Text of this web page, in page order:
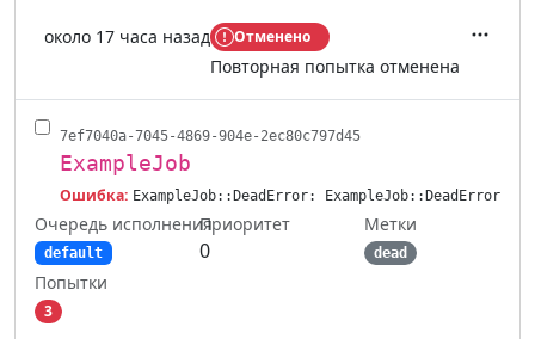
около 17 часа назад Отменено
Повторная попытка отменена
7ef7040a-7045-4869-904e-2ec80c797d45
ExampleJob
Ошибка: ExampleJob::DeadError: ExampleJob::DeadError
Очередь исполнения
default
Приоритет
0
Метки
dead
Попытки
3